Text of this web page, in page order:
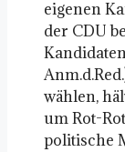
eigenen
der CDU
wählen,
um Rot-
politische